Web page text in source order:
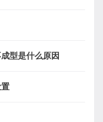
型是什么原因